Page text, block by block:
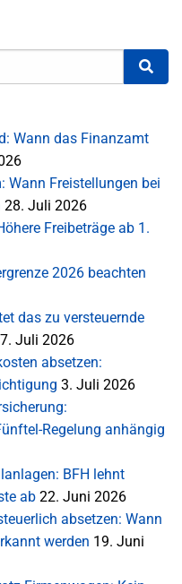
Wann das Finanzamt
Wann Freistellungen bei
28. Juli 2026
Freibeträge ab 1.
2026 beachten
das zu versteuernde
7. Juli 2026
absetzen:
3. Juli 2026
Regelung anhängig
BFH lehnt
ab 22. Juni 2026
absetzen: Wann
werden 19. Juni